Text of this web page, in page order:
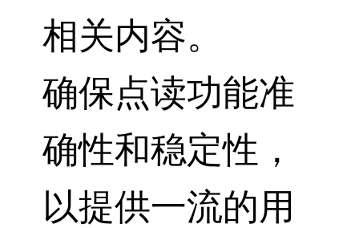
相关内容。
确保点读功能准
确性和稳定性，
以提供一流的用